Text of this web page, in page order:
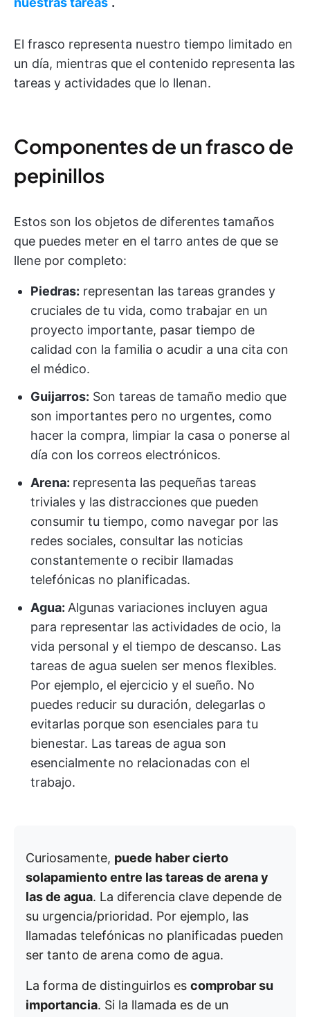
El frasco representa nuestro tiempo limitado en
un día, mientras que el contenido representa las
tareas y actividades que lo llenan.
Componentes de un frasco de
pepinillos
Estos son los objetos de diferentes tamaños
que puedes meter en el tarro antes de que se
llene por completo:
Piedras: representan las tareas grandes y
cruciales de tu vida, como trabajar en un
proyecto importante, pasar tiempo de
calidad con la familia o acudir a una cita con
el médico.
Guijarros: Son tareas de tamaño medio que
son importantes pero no urgentes, como
hacer la compra, limpiar la casa o ponerse al
día con los correos electrónicos.
Arena: representa las pequeñas tareas
triviales y las distracciones que pueden
consumir tu tiempo, como navegar por las
redes sociales, consultar las noticias
constantemente o recibir llamadas
telefónicas no planificadas.
Agua: Algunas variaciones incluyen agua
para representar las actividades de ocio, la
vida personal y el tiempo de descanso. Las
tareas de agua suelen ser menos flexibles.
Por ejemplo, el ejercicio y el sueño. No
puedes reducir su duración, delegarlas o
evitarlas porque son esenciales para tu
bienestar. Las tareas de agua son
esencialmente no relacionadas con el
trabajo.
Curiosamente, puede haber cierto
solapamiento entre las tareas de arena y
las de agua. La diferencia clave depende de
su urgencia/prioridad. Por ejemplo, las
llamadas telefónicas no planificadas pueden
ser tanto de arena como de agua.
La forma de distinguirlos es comprobar su
importancia. Si la llamada es de un